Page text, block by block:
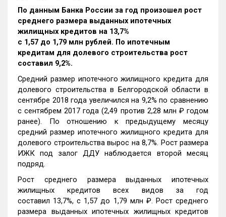
По данным Банка России за год произошел рост
среднего размера выданных ипотечных
жилищных кредитов на 13,7%
c 1,57 до 1,79 млн рублей. По ипотечным
кредитам для долевого строительства рост
составил 9,2%.
Средний размер ипотечного жилищного кредита для
долевого строительства в Белгородской области в
сентябре 2018 года увеличился на 9,2% по сравнению
с сентябрем 2017 года (2,49 против 2,28 млн ₽ годом
ранее). По отношению к предыдущему месяцу
средний размер ипотечного жилищного кредита для
долевого строительства вырос на 8,7%. Рост размера
ИЖК под залог ДДУ наблюдается второй месяц
подряд.
Рост среднего размера выданных ипотечных
жилищных кредитов всех видов за год
составил 13,7%, c 1,57 до 1,79 млн ₽. Рост среднего
размера выданных ипотечных жилищных кредитов